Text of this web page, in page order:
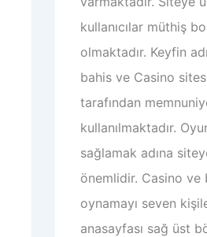
kullanıcılar müthiş
olmaktadır. Keyfin
bahis ve Casino sitesi
tarafından
kullanılmaktadır.
sağlamak adına
önemlidir. Casino ve
oynamayı seven
anasayfası sağ üst